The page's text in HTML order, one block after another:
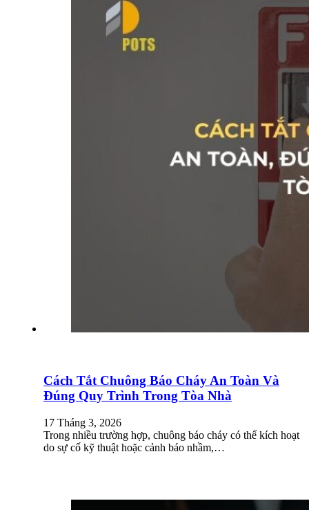
Cách Tắt Chuông Báo Cháy An Toàn Và
Đúng Quy Trình Trong Tòa Nhà
17 Tháng 3, 2026
Trong nhiều trường hợp, chuông báo cháy có thể kích hoạt
do sự cố kỹ thuật hoặc cảnh báo nhầm,…